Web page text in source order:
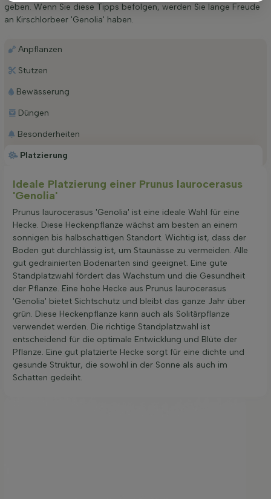
geben. Wenn Sie diese Tipps befolgen, werden Sie lange Freude
an Kirschlorbeer 'Genolia' haben.
Platzierung
Anpflanzen
Stutzen
Bewässerung
Düngen
Besonderheiten
Ideale Platzierung einer Prunus laurocerasus
'Genolia'
Prunus laurocerasus 'Genolia' ist eine ideale Wahl für eine
Hecke. Diese Heckenpflanze wächst am besten an einem
sonnigen bis halbschattigen Standort. Wichtig ist, dass der
Boden gut durchlässig ist, um Staunässe zu vermeiden. Alle
gut gedrainierten Bodenarten sind geeignet. Eine gute
Standplatzwahl fördert das Wachstum und die Gesundheit
der Pflanze. Eine hohe Hecke aus Prunus laurocerasus
'Genolia' bietet Sichtschutz und bleibt das ganze Jahr über
grün. Diese Heckenpflanze kann auch als Solitärpflanze
verwendet werden. Die richtige Standplatzwahl ist
entscheidend für die optimale Entwicklung und Blüte der
Pflanze. Eine gut platzierte Hecke sorgt für eine dichte und
gesunde Struktur, die sowohl in der Sonne als auch im
Schatten gedeiht.